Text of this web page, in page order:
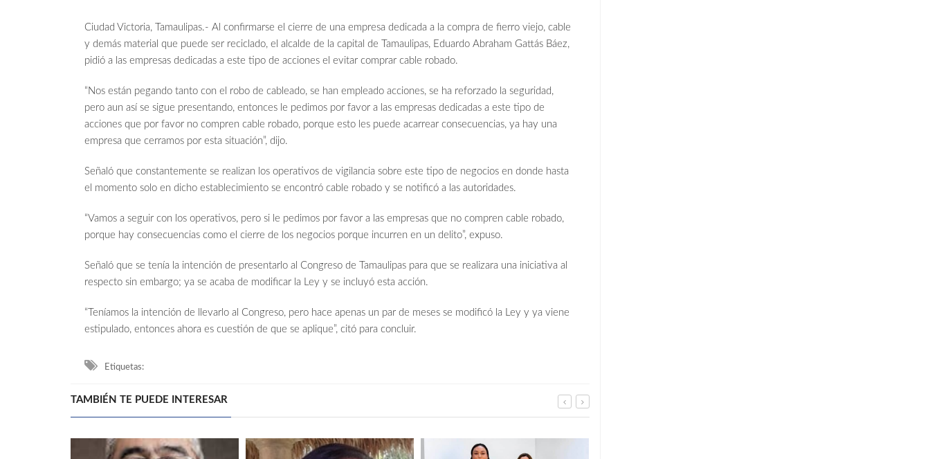
Ciudad Victoria, Tamaulipas.- Al confirmarse el cierre de una empresa dedicada a la compra de fierro viejo, cable
y demás material que puede ser reciclado, el alcalde de la capital de Tamaulipas, Eduardo Abraham Gattás Báez,
pidió a las empresas dedicadas a este tipo de acciones el evitar comprar cable robado.
“Nos están pegando tanto con el robo de cableado, se han empleado acciones, se ha reforzado la seguridad,
pero aun así se sigue presentando, entonces le pedimos por favor a las empresas dedicadas a este tipo de
acciones que por favor no compren cable robado, porque esto les puede acarrear consecuencias, ya hay una
empresa que cerramos por esta situación”, dijo.
Señaló que constantemente se realizan los operativos de vigilancia sobre este tipo de negocios en donde hasta
el momento solo en dicho establecimiento se encontró cable robado y se notificó a las autoridades.
“Vamos a seguir con los operativos, pero si le pedimos por favor a las empresas que no compren cable robado,
porque hay consecuencias como el cierre de los negocios porque incurren en un delito”, expuso.
Señaló que se tenía la intención de presentarlo al Congreso de Tamaulipas para que se realizara una iniciativa al
respecto sin embargo; ya se acaba de modificar la Ley y se incluyó esta acción.
“Teníamos la intención de llevarlo al Congreso, pero hace apenas un par de meses se modificó la Ley y ya viene
estipulado, entonces ahora es cuestión de que se aplique”, citó para concluir.
Etiquetas:
TAMBIÉN TE PUEDE INTERESAR